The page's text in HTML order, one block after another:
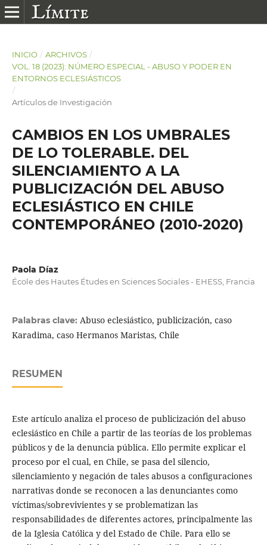
INICIO / ARCHIVOS /
VOL. 18 (2023): NÚMERO ESPECIAL - ABUSO Y PODER EN
ENTORNOS ECLESIÁSTICOS
/
Artículos de Investigación
CAMBIOS EN LOS UMBRALES
DE LO TOLERABLE. DEL
SILENCIAMIENTO A LA
PUBLICIZACIÓN DEL ABUSO
ECLESIÁSTICO EN CHILE
CONTEMPORÁNEO (2010-2020)
Paola Díaz
École des Hautes Études en Sciences Sociales - EHESS, Francia
Palabras clave: Abuso eclesiástico, publicización, caso
Karadima, caso Hermanos Maristas, Chile
RESUMEN
Este artículo analiza el proceso de publicización del abuso
eclesiástico en Chile a partir de las teorías de los problemas
públicos y de la denuncia pública. Ello permite explicar el
proceso por el cual, en Chile, se pasa del silencio,
silenciamiento y negación de tales abusos a configuraciones
narrativas donde se reconocen a las denunciantes como
víctimas/sobrevivientes y se problematizan las
responsabilidades de diferentes actores, principalmente las
de la Iglesia Católica y del Estado de Chile. Para ello se